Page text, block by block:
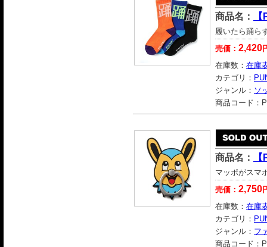
商品名：
履いたら踊ら
売価： 2,420
在庫数： 在庫
カテゴリ：
ジャンル： ソ
商品コード：
商品名：
マッポがスマ
売価： 2,750
在庫数： 在庫
カテゴリ：
ジャンル： フ
商品コード：